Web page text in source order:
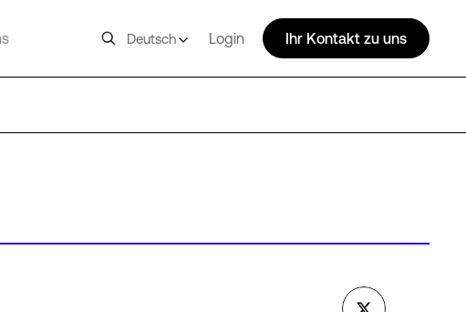
Deutsch Login Ihr Kontakt zu uns